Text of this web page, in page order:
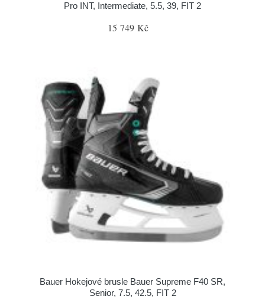
Pro INT, Intermediate, 5.5, 39, FIT 2
15 749 Kč
Bauer Hokejové brusle Bauer Supreme F40 SR,
Senior, 7.5, 42.5, FIT 2